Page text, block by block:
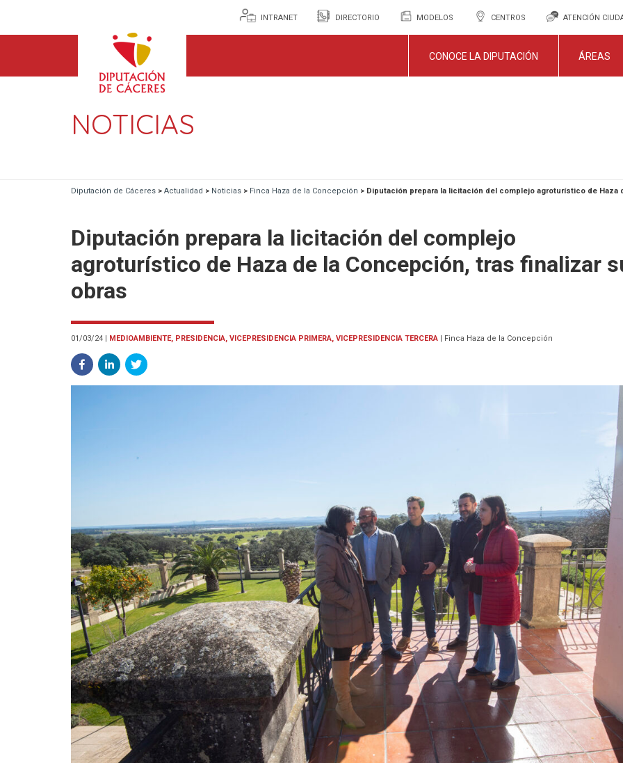
INTRANET DIRECTORIO MODELOS CENTROS ATENCIÓN
CONOCE LA DIPUTACIÓN ÁREAS
NOTICIAS
Diputación de Cáceres > Actualidad > Noticias > Finca Haza de la Concepción > Diputación prepara la licitación del complejo agroturístico de
Diputación prepara la licitación del complejo
agroturístico de Haza de la Concepción, tras finalizar
obras
01/03/24 | MEDIOAMBIENTE, PRESIDENCIA, VICEPRESIDENCIA PRIMERA, VICEPRESIDENCIA TERCERA | Finca Haza de la Concepción